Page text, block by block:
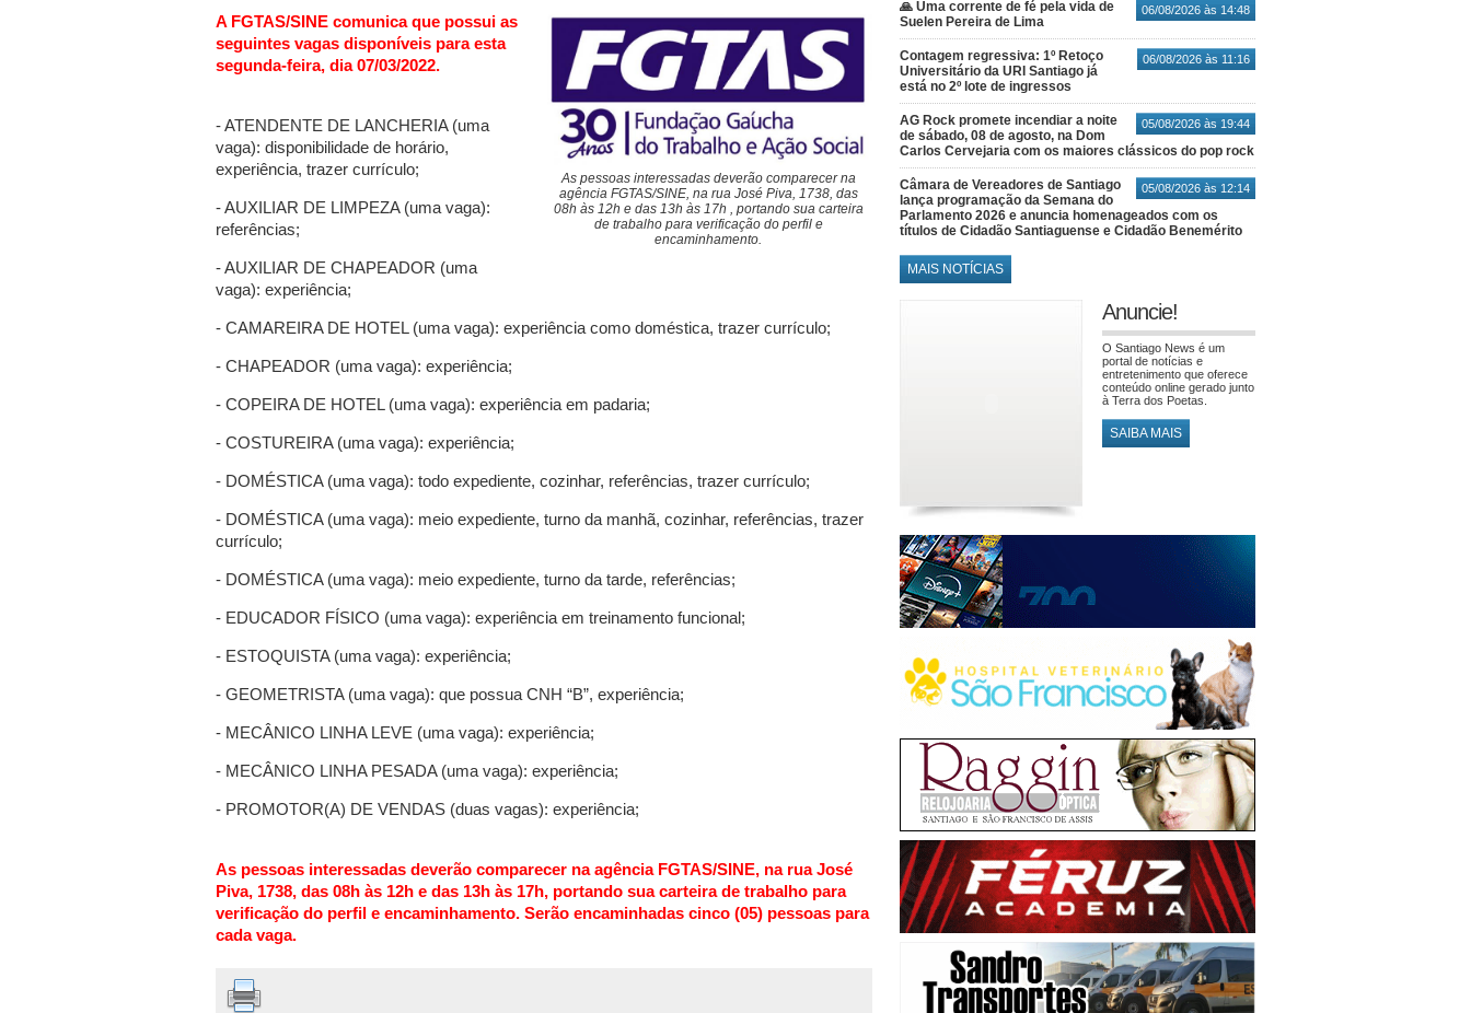
As pessoas interessadas deverão comparecer na
agência FGTAS/SINE, na rua José Piva, 1738, das
08h às 12h e das 13h às 17h , portando sua carteira
de trabalho para verificação do perfil e
encaminhamento.
A FGTAS/SINE comunica que possui as
seguintes vagas disponíveis para esta
segunda-feira, dia 07/03/2022.
- ATENDENTE DE LANCHERIA (uma
vaga): disponibilidade de horário,
experiência, trazer currículo;
- AUXILIAR DE LIMPEZA (uma vaga):
referências;
- AUXILIAR DE CHAPEADOR (uma
vaga): experiência;
- CAMAREIRA DE HOTEL (uma vaga): experiência como doméstica, trazer currículo;
- CHAPEADOR (uma vaga): experiência;
- COPEIRA DE HOTEL (uma vaga): experiência em padaria;
- COSTUREIRA (uma vaga): experiência;
- DOMÉSTICA (uma vaga): todo expediente, cozinhar, referências, trazer currículo;
- DOMÉSTICA (uma vaga): meio expediente, turno da manhã, cozinhar, referências, trazer
currículo;
- DOMÉSTICA (uma vaga): meio expediente, turno da tarde, referências;
- EDUCADOR FÍSICO (uma vaga): experiência em treinamento funcional;
- ESTOQUISTA (uma vaga): experiência;
- GEOMETRISTA (uma vaga): que possua CNH “B”, experiência;
- MECÂNICO LINHA LEVE (uma vaga): experiência;
- MECÂNICO LINHA PESADA (uma vaga): experiência;
- PROMOTOR(A) DE VENDAS (duas vagas): experiência;
As pessoas interessadas deverão comparecer na agência FGTAS/SINE, na rua José
Piva, 1738, das 08h às 12h e das 13h às 17h, portando sua carteira de trabalho para
verificação do perfil e encaminhamento. Serão encaminhadas cinco (05) pessoas para
cada vaga.
06/08/2026 às 14:48
🙏 Uma corrente de fé pela vida de
Suelen Pereira de Lima
06/08/2026 às 11:16
Contagem regressiva: 1º Retoço
Universitário da URI Santiago já
está no 2º lote de ingressos
05/08/2026 às 19:44
AG Rock promete incendiar a noite
de sábado, 08 de agosto, na Dom
Carlos Cervejaria com os maiores clássicos do pop rock
05/08/2026 às 12:14
Câmara de Vereadores de Santiago
lança programação da Semana do
Parlamento 2026 e anuncia homenageados com os
títulos de Cidadão Santiaguense e Cidadão Benemérito
MAIS NOTÍCIAS
Anuncie!
O Santiago News é um
portal de notícias e
entretenimento que oferece
conteúdo online gerado junto
à Terra dos Poetas.
SAIBA MAIS